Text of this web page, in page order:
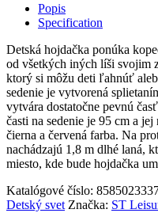
quantity
Popis
Specification
Detská hojdačka ponúka
od všetkých iných líši svojim
ktorý si môžu deti ľahnúť
sedenie je vytvorená
vytvára dostatočne pevnú
časti na sedenie je 95 cm a
čierna a červená farba. Na
nachádzajú 1,8 m dlhé laná,
miesto, kde bude hojdačka
Katalógové číslo:
Detský svet Značka: ST